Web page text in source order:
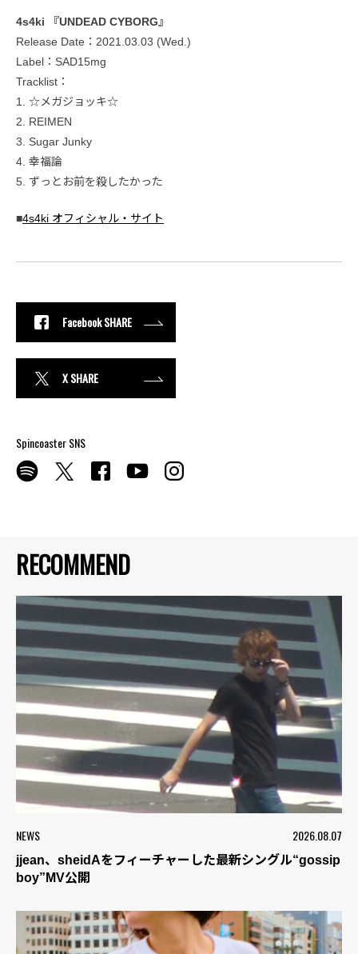
RECOMMEND
NEWS 2026.08.07
jjean、sheidAをフィーチャーした最新シングル“gossip
boy”MV公開
4s4ki 『UNDEAD CYBORG』
Release Date：2021.03.03 (Wed.)
Label：SAD15mg
Tracklist：
1. ☆メガジョッキ☆
2. REIMEN
3. Sugar Junky
4. 幸福論
5. ずっとお前を殺したかった
■4s4ki オフィシャル・サイト
Facebook SHARE
X SHARE
Spincoaster SNS